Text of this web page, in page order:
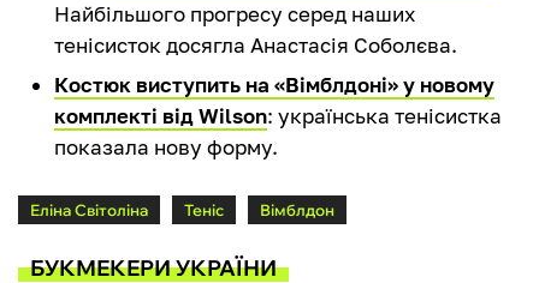
Найбільшого прогресу серед наших
тенісисток досягла Анастасія Соболєва.
Костюк виступить на «Вімблдоні» у новому
комплекті від Wilson: українська тенісистка
показала нову форму.
Еліна Світоліна Теніс Вімблдон
БУКМЕКЕРИ УКРАЇНИ